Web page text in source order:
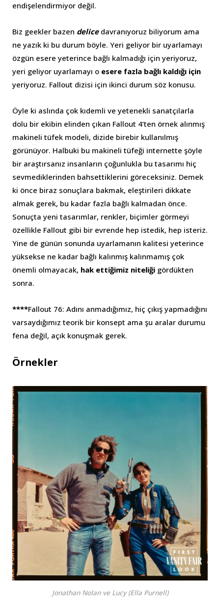
endişelendirmiyor değil.
Biz geekler bazen delice davranıyoruz biliyorum ama
ne yazık ki bu durum böyle. Yeri geliyor bir uyarlamayı
özgün esere yeterince bağlı kalmadığı için yeriyoruz,
yeri geliyor uyarlamayı o esere fazla bağlı kaldığı için
yeriyoruz. Fallout dizisi için ikinci durum söz konusu.
Öyle ki aslında çok kıdemli ve yetenekli sanatçılarla
dolu bir ekibin elinden çıkan Fallout 4’ten örnek alınmış
makineli tüfek modeli, dizide birebir kullanılmış
görünüyor. Halbuki bu makineli tüfeği internette şöyle
bir araştırsanız insanların çoğunlukla bu tasarımı hiç
sevmediklerinden bahsettiklerini göreceksiniz. Demek
ki önce biraz sonuçlara bakmak, eleştirileri dikkate
almak gerek, bu kadar fazla bağlı kalmadan önce.
Sonuçta yeni tasarımlar, renkler, biçimler görmeyi
özellikle Fallout gibi bir evrende hep istedik, hep isteriz.
Yine de günün sonunda uyarlamanın kalitesi yeterince
yüksekse ne kadar bağlı kalınmış kalınmamış çok
önemli olmayacak, hak ettiğimiz niteliği gördükten
sonra.
****Fallout 76: Adını anmadığımız, hiç çıkış yapmadığını
varsaydığımız teorik bir konsept ama şu aralar durumu
fena değil, açık konuşmak gerek.
Örnekler
Jonathan Nolan ve Lucy (Ella Purnell)